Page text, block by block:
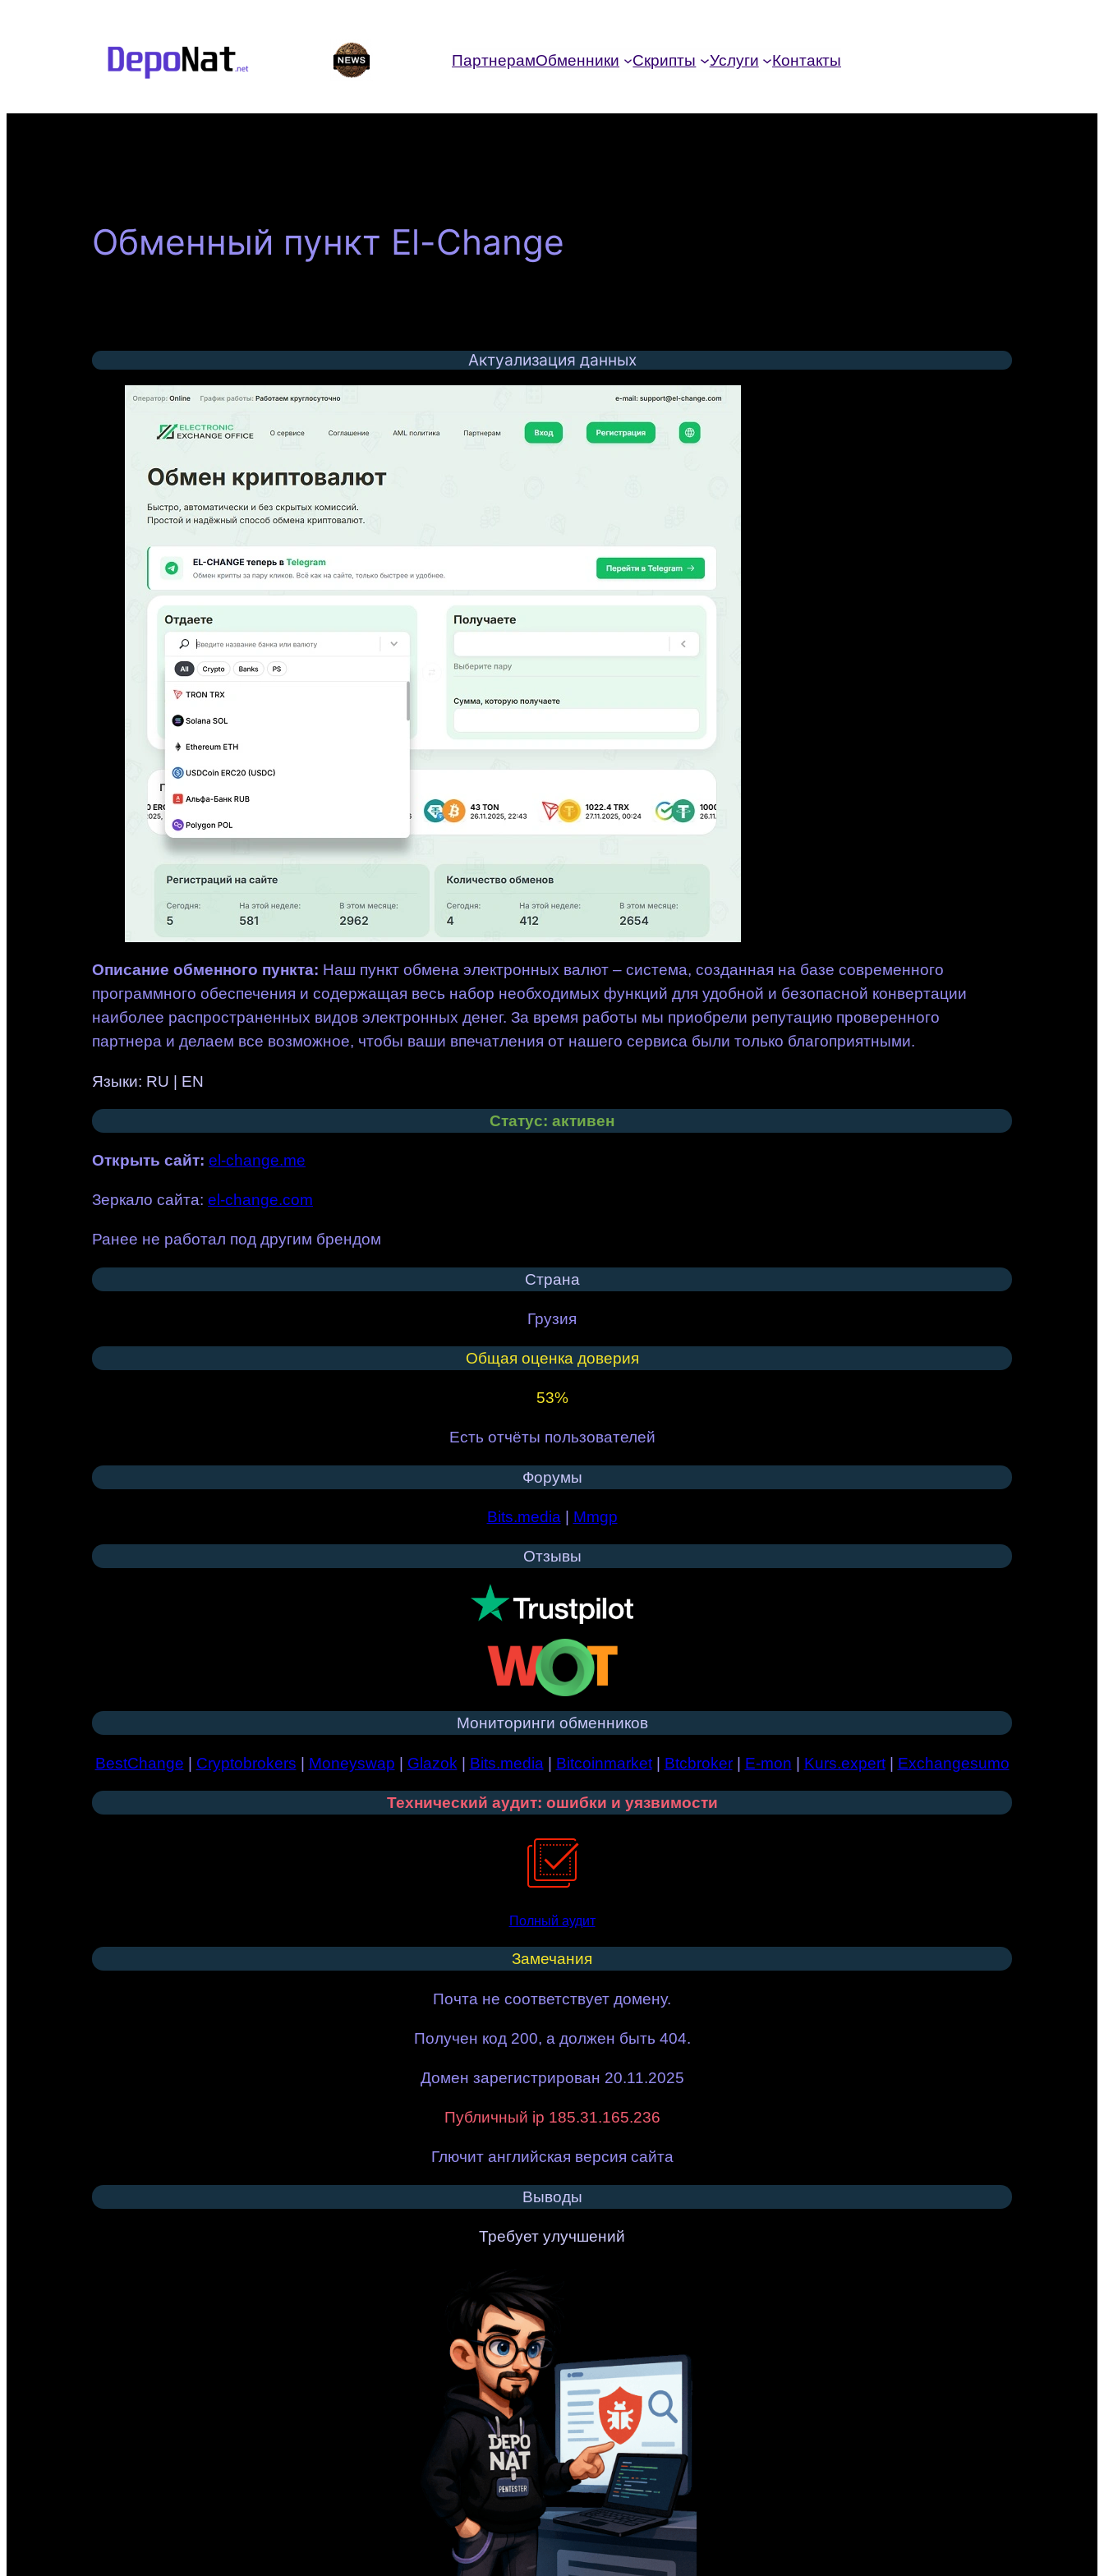
ПартнерамОбменники Скрипты Услуги Контакты
Обменный пункт El-Change
Актуализация данных
Описание обменного пункта: Наш пункт обмена электронных валют – система, созданная на базе современного
программного обеспечения и содержащая весь набор необходимых функций для удобной и безопасной конвертации
наиболее распространенных видов электронных денег. За время работы мы приобрели репутацию проверенного
партнера и делаем все возможное, чтобы ваши впечатления от нашего сервиса были только благоприятными.
Языки: RU | EN
Статус: активен
Открыть сайт: el-change.me
Зеркало сайта: el-change.com
Ранее не работал под другим брендом
Страна
Грузия
Общая оценка доверия
53%
Есть отчёты пользователей
Форумы
Bits.media | Mmgp
Отзывы
Мониторинги обменников
BestChange | Cryptobrokers | Moneyswap | Glazok | Bits.media | Bitcoinmarket| Btcbroker| E-mon | Kurs.expert| Exchangesumo
Технический аудит: ошибки и уязвимости
Полный аудит
Замечания
Почта не соответствует домену.
Получен код 200, а должен быть 404.
Домен зарегистрирован 20.11.2025
Публичный ip 185.31.165.236
Глючит английская версия сайта
Выводы
Требует улучшений